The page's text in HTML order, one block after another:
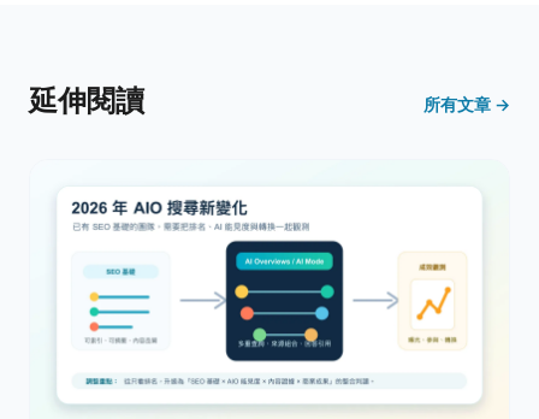
延伸閱讀 所有文章 →